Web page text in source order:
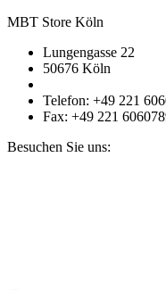
MBT Store Köln
Lungengasse 22
50676 Köln
Telefon: +49 221
Fax: +49 221
Besuchen Sie uns: